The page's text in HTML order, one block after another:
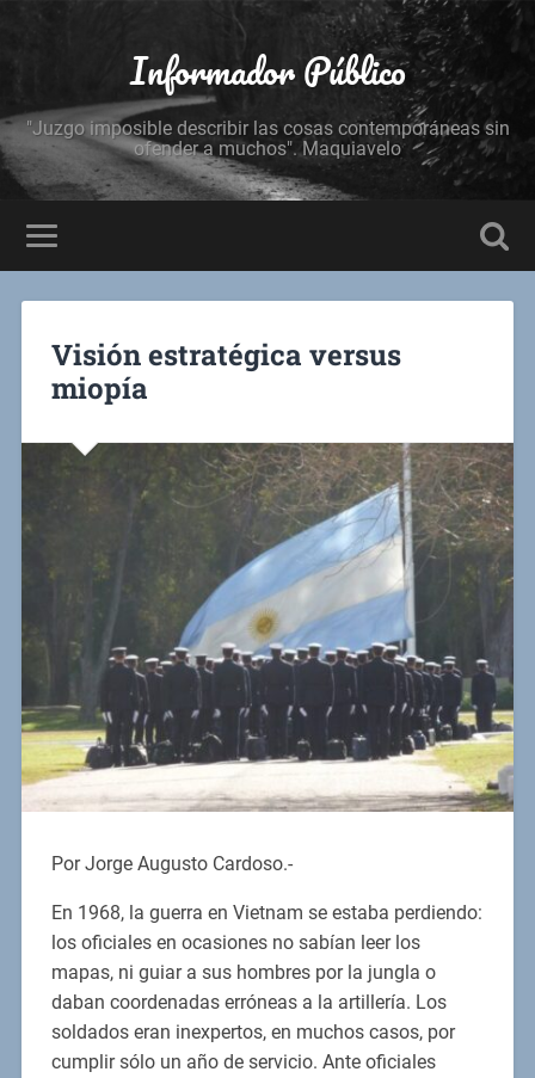
Informador Público
"Juzgo imposible describir las cosas contemporáneas sin
ofender a muchos". Maquiavelo
Visión estratégica versus
miopía
Por Jorge Augusto Cardoso.-
En 1968, la guerra en Vietnam se estaba perdiendo:
los oficiales en ocasiones no sabían leer los
mapas, ni guiar a sus hombres por la jungla o
daban coordenadas erróneas a la artillería. Los
soldados eran inexpertos, en muchos casos, por
cumplir sólo un año de servicio. Ante oficiales